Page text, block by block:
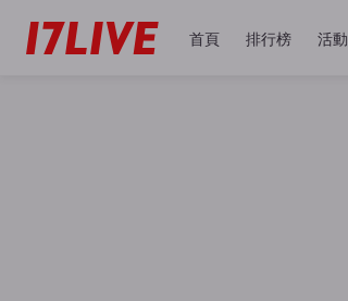
首頁 排行榜 活動